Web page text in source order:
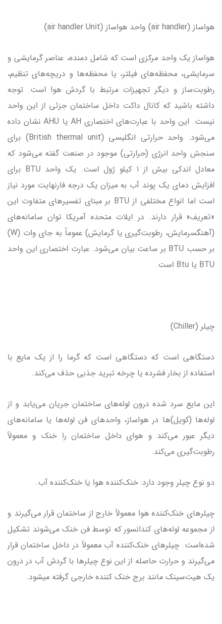
هواساز (air handler) واحد هواساز (air handler Unit)
هواساز یک واحد مرکزی است که شامل دمنده، عناصر گرمایشی و
سرمایشی، محفظه‌های فیلتر، یا محفظه‌ها و دریچه‌های تنظیم،
رطوبت‌ساز و دیگر تجهیزات مرتبط با گردش هوا است. توجه
داشته باشید که کانال داکت داخل ساختمان جزئی از این واحد
نیست. این واحد با عبارت‌های اختصاری AH یا AHU نشان داده
می‌شود. واحد حرارتی انگلیسی (British thermal unit) برای
سنجش واحد انرژی (حرارتی) موجود در صنعت گفته می‌شود که
معادل اندکی بیش از ۱ کیلو ژول است. یک واحد BTU برای
افزایش دمای یک پوند آب به میزان یک درجه فارنهایت مورد نیاز
است اما انواع مختلفی از BTU بر مبنای تفسیرهای متفاوت این
«تعریف» قرار دارند. در ایلات متحده آمریکا توان سامانه‌های
(آهنگسرمایش، رطوبت‌گیری یا گرمایش) عموماً به جای وات (W)
بر حسب BTU بر ساعت بیان می‌شود. عبارت اختصاری این واحد
BTU یا Btu است.
چیلر (Chiller)
دستگاهی است که دستگاهی است که گرما را از یک مایع با
استفاده از بخار فشرده یا چرخه تبرید جذبی حذف می‌کند.
این مایع سرد شده درون لوله‌های ساختمان جریان می‌یابد و از
لوله‌ها (کویل)ها در هواساز، واحدهای فن لوله‌ها یا سامانه‌های
دیگر عبور می‌کند و هوای داخل ساختمان را خنک و معمولاً
رطوبت‌گیری می‌کند.
دو نوع چیلر وجود دارد: خنک‌کننده هوا یا خنک‌کننده آب.
چیلرهای خنک‌کننده هوا معمولاً خارج از ساختمان قرار می‌گیرند و
از مجموعه لوله‌های کندانسور که توسط فن خنک می‌شوند تشکیل
شده‌است. چیلرهای خنک‌کننده آب معمولاً در داخل ساختمان قرار
می‌گیرند و حرارت حاصله از این نوع چیلرها با گردش آب در درون
یک هیت‌سینک مانند برج خنک کننده خارجی گرفته میشود.